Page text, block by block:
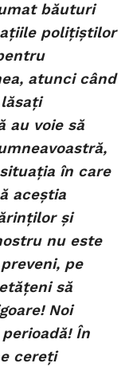
băuturi
polițiștilor
atunci când
au voie să
în care
aceștia
și
nu este
pe
să
Noi
În
cereți